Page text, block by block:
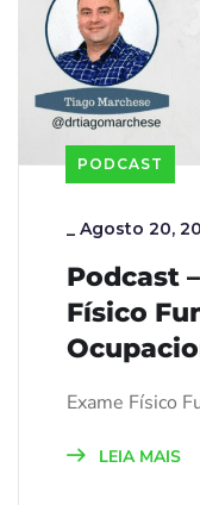
PODCAST
_ Agosto 20,
Podcast
Físico
Exame Físico
LEIA MAIS